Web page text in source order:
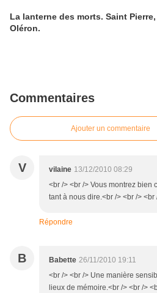
La lanterne des morts. Saint Pierre,
Oléron.
Commentaires
Ajouter un commentaire
V vilaine 13/12/2010 08:29
<br /> <br /> Vous montrez bien
tant à nous dire.<br /> <br /> <br
Répondre
B Babette 26/11/2010 19:11
<br /> <br /> Une manière
lieux de mémoire.<br /> <br />